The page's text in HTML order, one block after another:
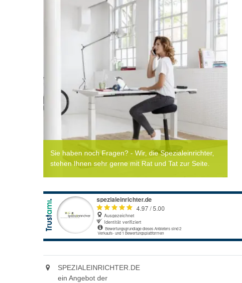
Sie haben noch Fragen? - Wir, die Spezialeinrichter,
stehen Ihnen sehr gerne mit Rat und Tat zur Seite.
SPEZIALEINRICHTER.DE
ein Angebot der